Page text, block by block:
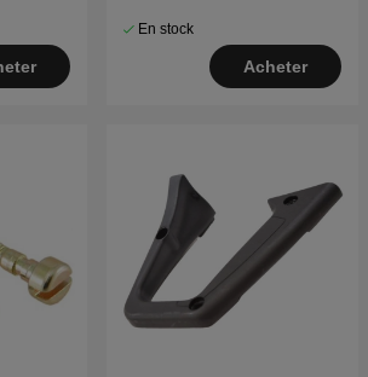
En stock
Acheter